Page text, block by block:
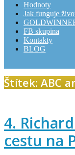
Hodnoty
Jak funguje
FB skupina
Kontakty
BLOG
Štítek: ABC
4.
cestu na